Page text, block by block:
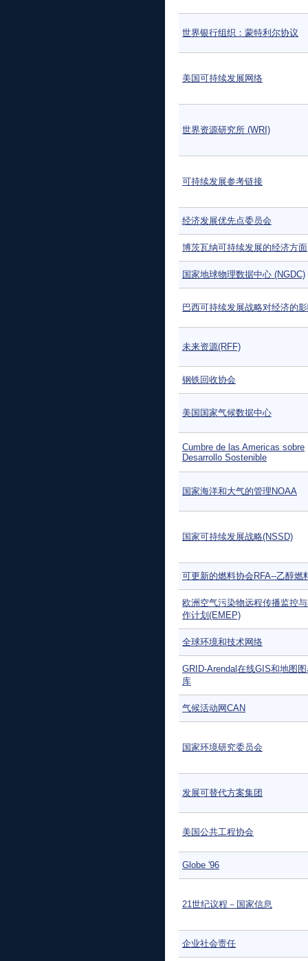
世界银行组织：蒙特利尔协议
美国可持续发展网络
世界资源研究所 (WRI)
可持续发展参考链接
经济发展优先点委员会
博茨瓦纳可持续发展的经济方面
国家地球物理数据中心 (NGDC)
巴西可持续发展战略对经济的
未来资源(RFF)
钢铁回收协会
美国国家气候数据中心
Cumbre de las Americas sobre
Desarrollo Sostenible
国家海洋和大气的管理NOAA
国家可持续发展战略(NSSD)
可更新的燃料协会RFA--乙醇燃
欧洲空气污染物远程传播监控
作计划(EMEP)
全球环境和技术网络
GRID-Arendal在线GIS和地图
库
气候活动网CAN
国家环境研究委员会
发展可替代方案集团
美国公共工程协会
Globe '96
21世纪议程－国家信息
企业社会责任